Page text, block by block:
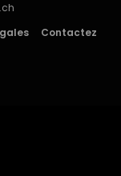
Contactez